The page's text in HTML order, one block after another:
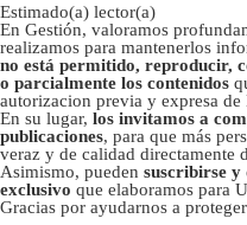
Estimado(a) lector(a)
En Gestión, valoramos
realizamos para mantenerlos
no está permitido, reproducir,
o parcialmente los contenidos
autorizacion previa y expresa
En su lugar, los invitamos a
publicaciones, para que más
veraz y de calidad directamente
Asimismo, pueden suscribirse y
exclusivo que elaboramos para
Gracias por ayudarnos a